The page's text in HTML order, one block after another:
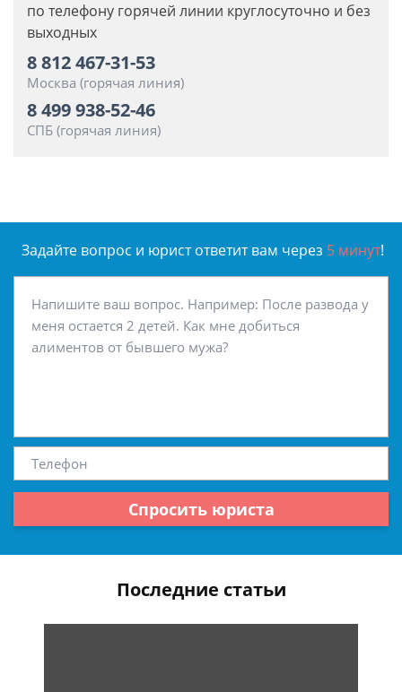
по телефону горячей линии круглосуточно и без
выходных
8 812 467-31-53
Москва (горячая линия)
8 499 938-52-46
СПБ (горячая линия)
Задайте вопрос и юрист ответит вам через 5 минут!
Спросить юриста
Последние статьи